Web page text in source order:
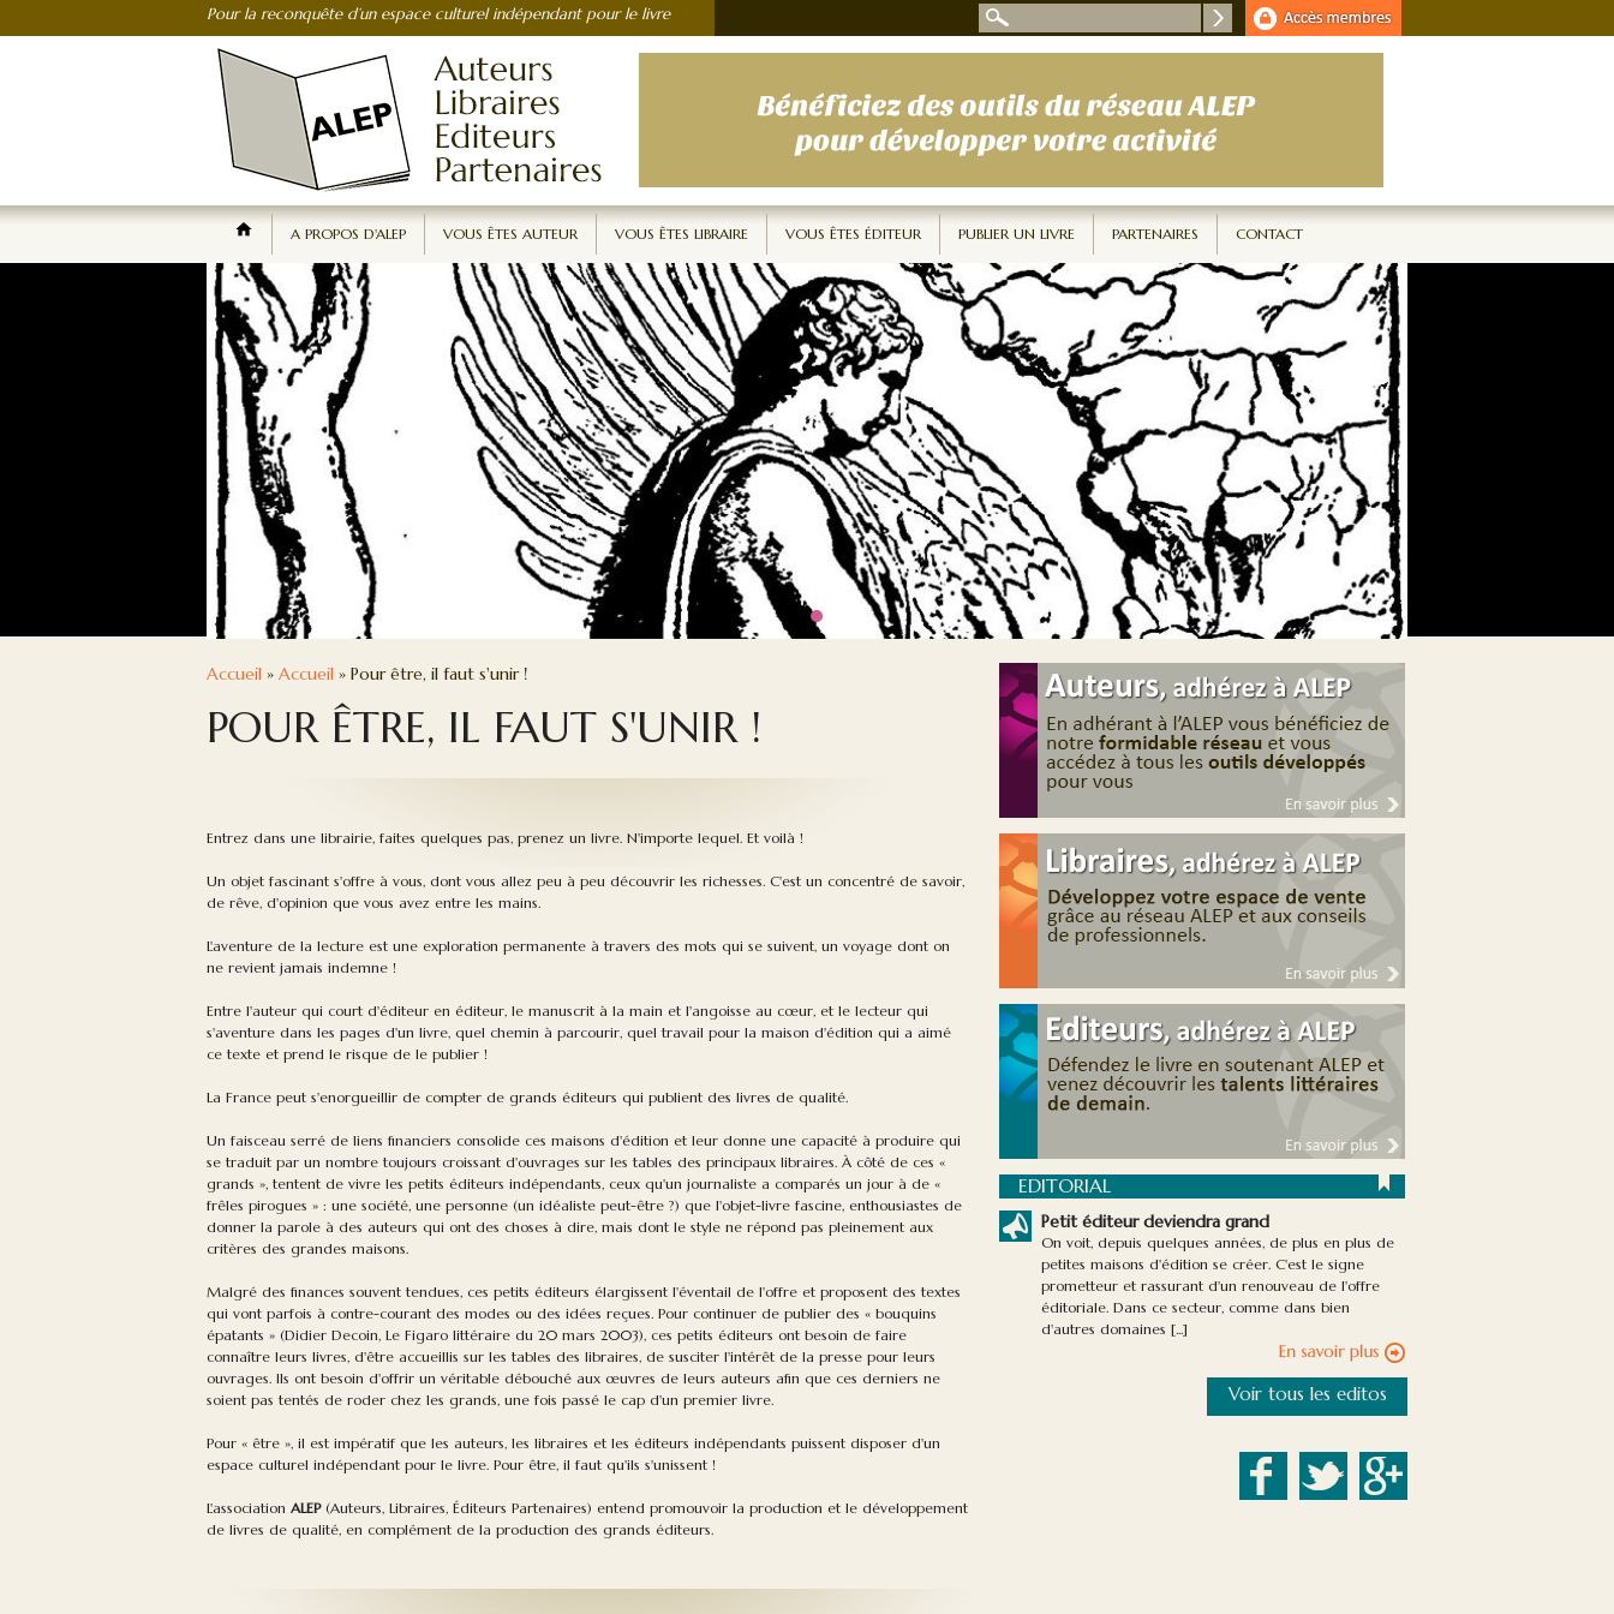
Pour la reconquête d’un espace culturel indépendant pour le livre
A PROPOS D'ALEP VOUS ÊTES AUTEUR VOUS ÊTES LIBRAIRE VOUS ÊTES ÉDITEUR PUBLIER UN LIVRE PARTENAIRES CONTACT
Accueil » Accueil » Pour être, il faut s'unir !
POUR ÊTRE, IL FAUT S'UNIR !
Entrez dans une librairie, faites quelques pas, prenez un livre. N'importe lequel. Et voilà !
Un objet fascinant s'offre à vous, dont vous allez peu à peu découvrir les richesses. C'est un concentré de savoir,
de rêve, d'opinion que vous avez entre les mains.
L'aventure de la lecture est une exploration permanente à travers des mots qui se suivent, un voyage dont on
ne revient jamais indemne !
Entre l'auteur qui court d'éditeur en éditeur, le manuscrit à la main et l'angoisse au cœur, et le lecteur qui
s'aventure dans les pages d'un livre, quel chemin à parcourir, quel travail pour la maison d'édition qui a aimé
ce texte et prend le risque de le publier !
La France peut s'enorgueillir de compter de grands éditeurs qui publient des livres de qualité.
Un faisceau serré de liens financiers consolide ces maisons d'édition et leur donne une capacité à produire qui
se traduit par un nombre toujours croissant d'ouvrages sur les tables des principaux libraires. À côté de ces «
grands », tentent de vivre les petits éditeurs indépendants, ceux qu'un journaliste a comparés un jour à de «
frêles pirogues » : une société, une personne (un idéaliste peut-être ?) que l'objet-livre fascine, enthousiastes de
donner la parole à des auteurs qui ont des choses à dire, mais dont le style ne répond pas pleinement aux
critères des grandes maisons.
Malgré des finances souvent tendues, ces petits éditeurs élargissent l'éventail de l'offre et proposent des textes
qui vont parfois à contre-courant des modes ou des idées reçues. Pour continuer de publier des « bouquins
épatants » (Didier Decoin, Le Figaro littéraire du 20 mars 2003), ces petits éditeurs ont besoin de faire
connaître leurs livres, d'être accueillis sur les tables des libraires, de susciter l'intérêt de la presse pour leurs
ouvrages. Ils ont besoin d'offrir un véritable débouché aux œuvres de leurs auteurs afin que ces derniers ne
soient pas tentés de roder chez les grands, une fois passé le cap d'un premier livre.
Pour « être », il est impératif que les auteurs, les libraires et les éditeurs indépendants puissent disposer d'un
espace culturel indépendant pour le livre. Pour être, il faut qu'ils s'unissent !
L'association ALEP(Auteurs, Libraires, Éditeurs Partenaires) entend promouvoir la production et le développement
de livres de qualité, en complément de la production des grands éditeurs.
EDITORIAL
Petit éditeur deviendra grand
On voit, depuis quelques années, de plus en plus de
petites maisons d'édition se créer. C'est le signe
prometteur et rassurant d'un renouveau de l'offre
éditoriale. Dans ce secteur, comme dans bien
d'autres domaines [...]
Voir tous les editos